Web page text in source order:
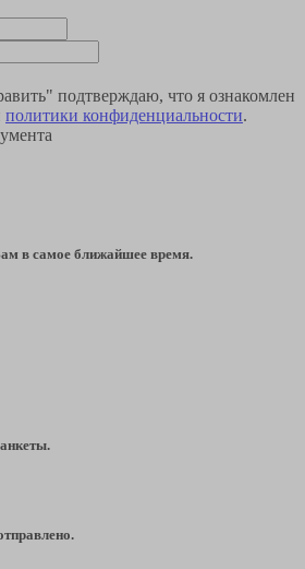
подтверждаю, что я ознакомлен
политики конфиденциальности.
в самое ближайшее время.